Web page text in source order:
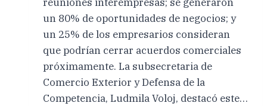
reuniones interempresas; se generaron
un 80% de oportunidades de negocios; y
un 25% de los empresarios consideran
que podrían cerrar acuerdos comerciales
próximamente. La subsecretaria de
Comercio Exterior y Defensa de la
Competencia, Ludmila Voloj, destacó este…